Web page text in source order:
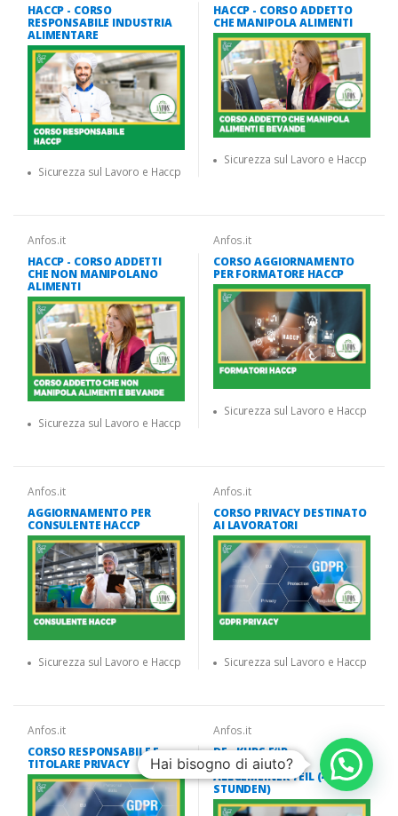
Hai bisogno di aiuto?
HACCP - CORSO
RESPONSABILE INDUSTRIA
ALIMENTARE
Sicurezza sul Lavoro e Haccp
HACCP - CORSO ADDETTO
CHE MANIPOLA ALIMENTI
Sicurezza sul Lavoro e Haccp
Anfos.it
HACCP - CORSO ADDETTI
CHE NON MANIPOLANO
ALIMENTI
Sicurezza sul Lavoro e Haccp
Anfos.it
CORSO AGGIORNAMENTO
PER FORMATORE HACCP
Sicurezza sul Lavoro e Haccp
Anfos.it
AGGIORNAMENTO PER
CONSULENTE HACCP
Sicurezza sul Lavoro e Haccp
Anfos.it
CORSO PRIVACY DESTINATO
AI LAVORATORI
Sicurezza sul Lavoro e Haccp
Anfos.it
CORSO RESPONSABILE E
TITOLARE PRIVACY
Anfos.it
DE - KURS FüR
ARBEITNEHMER -
ALLGEMEINER TEIL (4
STUNDEN)